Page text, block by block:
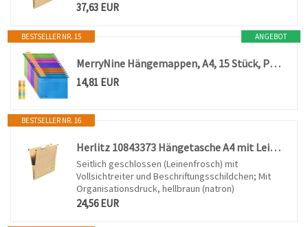
37,63 EUR
ANGEBOT
BESTSELLER NR. 15
MerryNine Hängemappen, A4, 15 Stück, Polypropylen, Hängemappen mit Reitern und Karteneinsätzen, für Schule, Zuhause, Arbeit, Büro, Organisation (5 Farben)
14,81 EUR
BESTSELLER NR. 16
Herlitz 10843373 Hängetasche A4 mit Leinenfröschen (1 Karton)
Seitlich geschlossen (Leinenfrosch) mit
Vollsichtreiter und Beschriftungsschildchen; Mit
Organisationsdruck, hellbraun (natron)
24,56 EUR